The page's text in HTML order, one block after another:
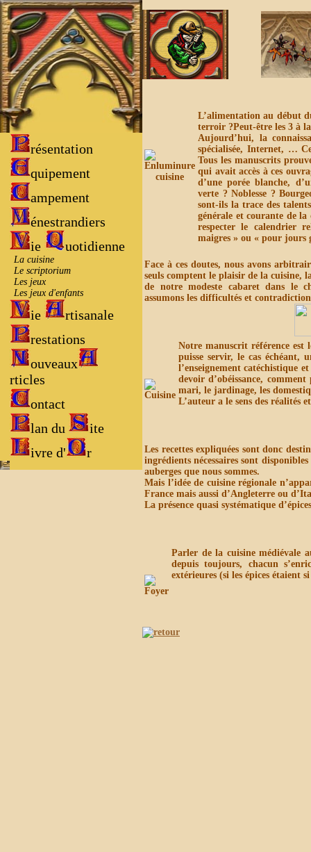
résentation
quipement
ampement
énestrandiers
ie
uotidienne
La cuisine
Le scriptorium
Les jeux
Les jeux d'enfants
ie
rtisanale
restations
ouveaux
rticles
ontact
lan du
ite
ivre d'
r
L’alimentation au début
terroir ?Peut-être les 3 à
Aujourd’hui, la
spécialisée, Internet, …
Tous les manuscrits
qui avait accès à ces
d’une porée blanche,
verte ? Noblesse ?
sont-ils la trace des
générale et courante de la
respecter le calendrier
maigres » ou « pour jours
Face à ces doutes, nous avons
seuls comptent le plaisir de la cuisine,
de notre modeste cabaret dans le
assumons les difficultés et
Notre manuscrit référence est
puisse servir, le cas échéant,
l’enseignement catéchistique
devoir d’obéissance,
mari, le jardinage, les
L’auteur a le sens des réalités
Les recettes expliquées sont donc
ingrédients nécessaires sont
auberges que nous sommes.
Mais l’idée de cuisine régionale
France mais aussi d’Angleterre ou
La présence quasi systématique
Parler de la cuisine médiévale
depuis toujours, chacun
extérieures (si les épices étaient